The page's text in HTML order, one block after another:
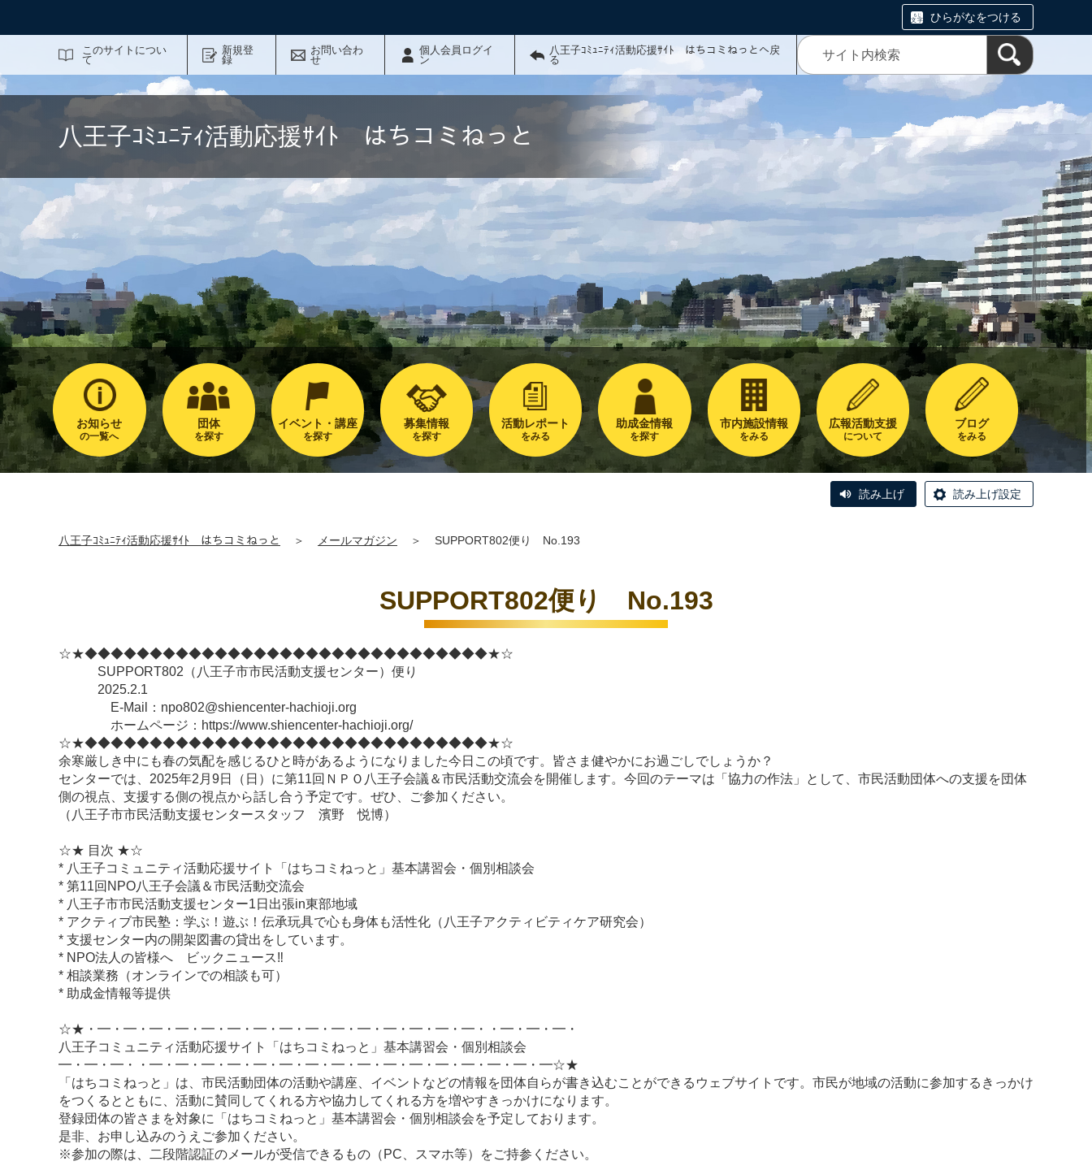
ひらがなをつける
このサイトについ
て
新規登
録
お問い合わ
せ
個人会員ログイ
ン
八王子ｺﾐｭﾆﾃｨ活動応援ｻｲﾄ はちコミねっとへ戻
る
八王子ｺﾐｭﾆﾃｨ活動応援ｻｲﾄ はちコミねっと
お知らせ
の一覧へ
団体
を探す
イベント・講座
を探す
募集情報
を探す
活動レポート
をみる
助成金情報
を探す
市内施設情報
をみる
広報活動支援
について
ブログ
をみる
読み上げ 読み上げ設定
八王子ｺﾐｭﾆﾃｨ活動応援ｻｲﾄ はちコミねっと ＞ メールマガジン ＞ SUPPORT802便り No.193
SUPPORT802便り No.193
☆★◆◆◆◆◆◆◆◆◆◆◆◆◆◆◆◆◆◆◆◆◆◆◆◆◆◆◆◆◆◆◆★☆
SUPPORT802（八王子市市民活動支援センター）便り
2025.2.1
E-Mail：npo802@shiencenter-hachioji.org
ホームページ：https://www.shiencenter-hachioji.org/
☆★◆◆◆◆◆◆◆◆◆◆◆◆◆◆◆◆◆◆◆◆◆◆◆◆◆◆◆◆◆◆◆★☆
余寒厳しき中にも春の気配を感じるひと時があるようになりました今日この頃です。皆さま健やかにお過ごしでしょうか？
センターでは、2025年2月9日（日）に第11回ＮＰＯ八王子会議＆市民活動交流会を開催します。今回のテーマは「協力の作法」として、市民活動団体への支援を団体
側の視点、支援する側の視点から話し合う予定です。ぜひ、ご参加ください。
（八王子市市民活動支援センタースタッフ 濱野 悦博）
☆★ 目次 ★☆
* 八王子コミュニティ活動応援サイト「はちコミねっと」基本講習会・個別相談会
* 第11回NPO八王子会議＆市民活動交流会
* 八王子市市民活動支援センター1日出張in東部地域
* アクティブ市民塾：学ぶ！遊ぶ！伝承玩具で心も身体も活性化（八王子アクティビティケア研究会）
* 支援センター内の開架図書の貸出をしています。
* NPO法人の皆様へ ビックニュース‼
* 相談業務（オンラインでの相談も可）
* 助成金情報等提供
☆★・━・━・━・━・━・━・━・━・━・━・━・━・━・━・━・・━・━・━・
八王子コミュニティ活動応援サイト「はちコミねっと」基本講習会・個別相談会
━・━・━・・━・━・━・━・━・━・━・━・━・━・━・━・━・━・━・━☆★
「はちコミねっと」は、市民活動団体の活動や講座、イベントなどの情報を団体自らが書き込むことができるウェブサイトです。市民が地域の活動に参加するきっかけ
をつくるとともに、活動に賛同してくれる方や協力してくれる方を増やすきっかけになります。
登録団体の皆さまを対象に「はちコミねっと」基本講習会・個別相談会を予定しております。
是非、お申し込みのうえご参加ください。
※参加の際は、二段階認証のメールが受信できるもの（PC、スマホ等）をご持参ください。